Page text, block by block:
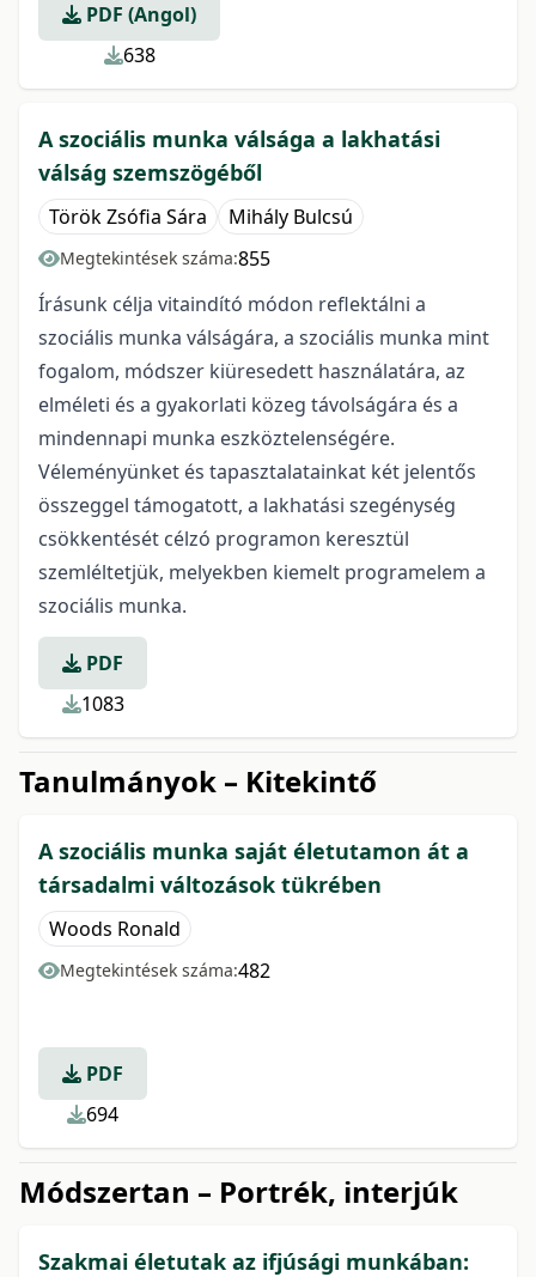
PDF (Angol)
638
A szociális munka válsága a lakhatási
válság szemszögéből
Török Zsófia Sára Mihály Bulcsú
Megtekintések száma:855
Írásunk célja vitaindító módon reflektálni a
szociális munka válságára, a szociális munka mint
fogalom, módszer kiüresedett használatára, az
elméleti és a gyakorlati közeg távolságára és a
mindennapi munka eszköztelenségére.
Véleményünket és tapasztalatainkat két jelentős
összeggel támogatott, a lakhatási szegénység
csökkentését célzó programon keresztül
szemléltetjük, melyekben kiemelt programelem a
szociális munka.
PDF
1083
Tanulmányok – Kitekintő
A szociális munka saját életutamon át a
társadalmi változások tükrében
Woods Ronald
Megtekintések száma:482
PDF
694
Módszertan – Portrék, interjúk
Szakmai életutak az ifjúsági munkában: